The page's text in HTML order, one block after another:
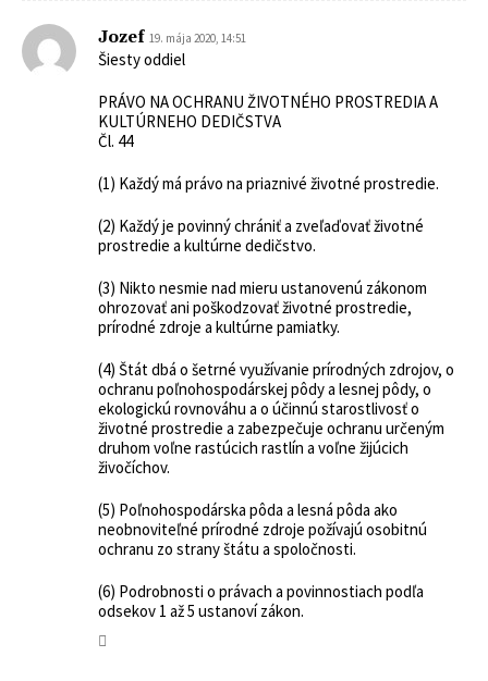
Jozef 19. mája 2020, 14:51
Šiesty oddiel
PRÁVO NA OCHRANU ŽIVOTNÉHO PROSTREDIA A
KULTÚRNEHO DEDIČSTVA
Čl. 44
(1) Každý má právo na priaznivé životné prostredie.
(2) Každý je povinný chrániť a zveľaďovať životné
prostredie a kultúrne dedičstvo.
(3) Nikto nesmie nad mieru ustanovenú zákonom
ohrozovať ani poškodzovať životné prostredie,
prírodné zdroje a kultúrne pamiatky.
(4) Štát dbá o šetrné využívanie prírodných zdrojov, o
ochranu poľnohospodárskej pôdy a lesnej pôdy, o
ekologickú rovnováhu a o účinnú starostlivosť o
životné prostredie a zabezpečuje ochranu určeným
druhom voľne rastúcich rastlín a voľne žijúcich
živočíchov.
(5) Poľnohospodárska pôda a lesná pôda ako
neobnoviteľné prírodné zdroje požívajú osobitnú
ochranu zo strany štátu a spoločnosti.
(6) Podrobnosti o právach a povinnostiach podľa
odsekov 1 až 5 ustanoví zákon.